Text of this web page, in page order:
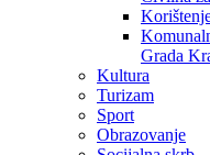
Grada
Kultura
Turizam
Sport
Obrazovanje